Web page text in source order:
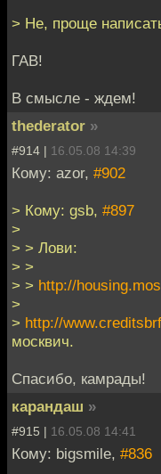
> Не, проще
ГАВ!
В смысле - ждем!
thederator »
#914 | 16.05.08 14:39
Кому: azor, #902
> Кому: gsb, #897
>
> > Лови:
> >
> > http://
>
> http://
москвич.
Спасибо, камрады!
карандаш »
#915 | 16.05.08 14:41
Кому: bigsmile, #836